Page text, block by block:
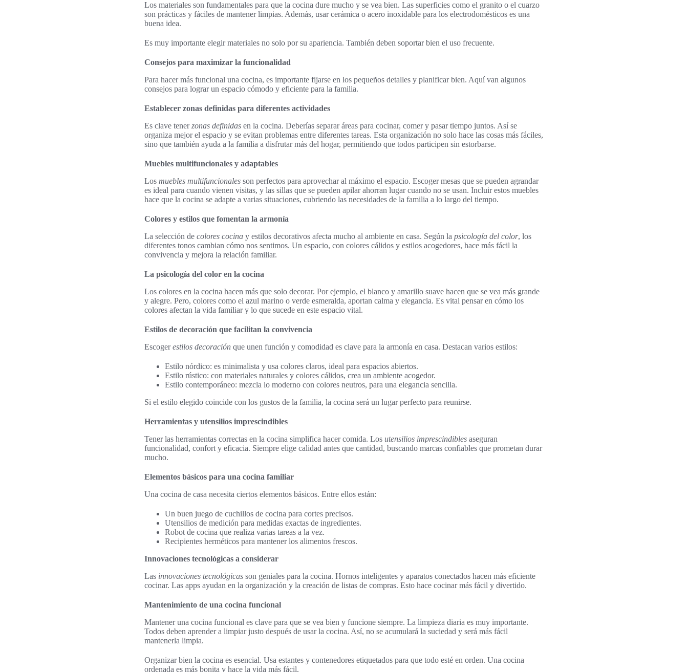
Los materiales son fundamentales para que la cocina dure mucho y se vea bien. Las superficies como el granito o el cuarzo
son prácticas y fáciles de mantener limpias. Además, usar cerámica o acero inoxidable para los electrodomésticos es una
buena idea.
Es muy importante elegir materiales no solo por su apariencia. También deben soportar bien el uso frecuente.
Consejos para maximizar la funcionalidad
Para hacer más funcional una cocina, es importante fijarse en los pequeños detalles y planificar bien. Aquí van algunos
consejos para lograr un espacio cómodo y eficiente para la familia.
Establecer zonas definidas para diferentes actividades
Es clave tenerzonas definidas en la cocina. Deberías separar áreas para cocinar, comer y pasar tiempo juntos. Así se
organiza mejor el espacio y se evitan problemas entre diferentes tareas. Esta organización no solo hace las cosas más fáciles,
sino que también ayuda a la familia a disfrutar más del hogar, permitiendo que todos participen sin estorbarse.
Muebles multifuncionales y adaptables
Los muebles multifuncionales son perfectos para aprovechar al máximo el espacio. Escoger mesas que se pueden agrandar
es ideal para cuando vienen visitas, y las sillas que se pueden apilar ahorran lugar cuando no se usan. Incluir estos muebles
hace que la cocina se adapte a varias situaciones, cubriendo las necesidades de la familia a lo largo del tiempo.
Colores y estilos que fomentan la armonía
La selección de colores cocina y estilos decorativos afecta mucho al ambiente en casa. Según la psicología del color, los
diferentes tonos cambian cómo nos sentimos. Un espacio, con colores cálidos y estilos acogedores, hace más fácil la
convivencia y mejora la relación familiar.
La psicología del color en la cocina
Los colores en la cocina hacen más que solo decorar. Por ejemplo, el blanco y amarillo suave hacen que se vea más grande
y alegre. Pero, colores como el azul marino o verde esmeralda, aportan calma y elegancia. Es vital pensar en cómo los
colores afectan la vida familiar y lo que sucede en este espacio vital.
Estilos de decoración que facilitan la convivencia
Escogerestilos decoración que unen función y comodidad es clave para la armonía en casa. Destacan varios estilos:
Estilo nórdico: es minimalista y usa colores claros, ideal para espacios abiertos.
Estilo rústico: con materiales naturales y colores cálidos, crea un ambiente acogedor.
Estilo contemporáneo: mezcla lo moderno con colores neutros, para una elegancia sencilla.
Si el estilo elegido coincide con los gustos de la familia, la cocina será un lugar perfecto para reunirse.
Herramientas y utensilios imprescindibles
Tener las herramientas correctas en la cocina simplifica hacer comida. Los utensilios imprescindibles aseguran
funcionalidad, confort y eficacia. Siempre elige calidad antes que cantidad, buscando marcas confiables que prometan durar
mucho.
Elementos básicos para una cocina familiar
Una cocina de casa necesita ciertos elementos básicos. Entre ellos están:
Un buen juego de cuchillos de cocina para cortes precisos.
Utensilios de medición para medidas exactas de ingredientes.
Robot de cocina que realiza varias tareas a la vez.
Recipientes herméticos para mantener los alimentos frescos.
Innovaciones tecnológicas a considerar
Las innovaciones tecnológicas son geniales para la cocina. Hornos inteligentes y aparatos conectados hacen más eficiente
cocinar. Las apps ayudan en la organización y la creación de listas de compras. Esto hace cocinar más fácil y divertido.
Mantenimiento de una cocina funcional
Mantener una cocina funcional es clave para que se vea bien y funcione siempre. La limpieza diaria es muy importante.
Todos deben aprender a limpiar justo después de usar la cocina. Así, no se acumulará la suciedad y será más fácil
mantenerla limpia.
Organizar bien la cocina es esencial. Usa estantes y contenedores etiquetados para que todo esté en orden. Una cocina
ordenada es más bonita y hace la vida más fácil.